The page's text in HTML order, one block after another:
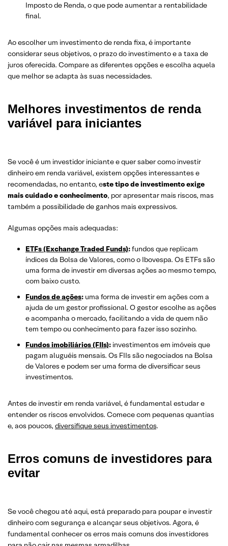
Imposto de Renda, o que pode aumentar a rentabilidade
final.
Ao escolher um investimento de renda fixa, é importante
considerar seus objetivos, o prazo do investimento e a taxa de
juros oferecida. Compare as diferentes opções e escolha aquela
que melhor se adapta às suas necessidades.
Melhores investimentos de renda
variável para iniciantes
Se você é um investidor iniciante e quer saber como investir
dinheiro em renda variável, existem opções interessantes e
recomendadas, no entanto, este tipo de investimento exige
mais cuidado e conhecimento, por apresentar mais riscos, mas
também a possibilidade de ganhos mais expressivos.
Algumas opções mais adequadas:
ETFs (Exchange Traded Funds):fundos que replicam
índices da Bolsa de Valores, como o Ibovespa. Os ETFs são
uma forma de investir em diversas ações ao mesmo tempo,
com baixo custo.
Fundos de ações: uma forma de investir em ações com a
ajuda de um gestor profissional. O gestor escolhe as ações
e acompanha o mercado, facilitando a vida de quem não
tem tempo ou conhecimento para fazer isso sozinho.
Fundos imobiliários (FIIs): investimentos em imóveis que
pagam aluguéis mensais. Os FIIs são negociados na Bolsa
de Valores e podem ser uma forma de diversificar seus
investimentos.
Antes de investir em renda variável, é fundamental estudar e
entender os riscos envolvidos. Comece com pequenas quantias
e, aos poucos, diversifique seus investimentos.
Erros comuns de investidores para
evitar
Se você chegou até aqui, está preparado para poupar e investir
dinheiro com segurança e alcançar seus objetivos. Agora, é
fundamental conhecer os erros mais comuns dos investidores